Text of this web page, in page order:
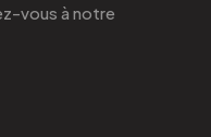
vous à notre